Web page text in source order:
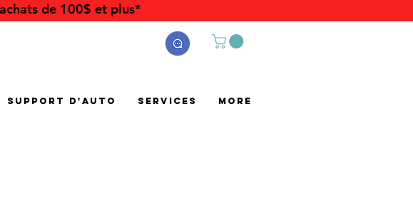
de 100$ et plus*
Support d'auto Services More